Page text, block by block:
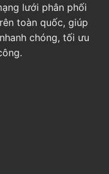
lưới phân phối
toàn quốc, giúp
chóng, tối ưu